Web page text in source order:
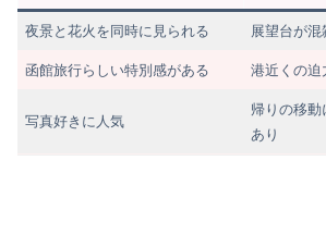
夜景と花火を同時に見られる 展望台が
函館旅行らしい特別感がある 港近くの迫
写真好きに人気
帰りの移動
あり